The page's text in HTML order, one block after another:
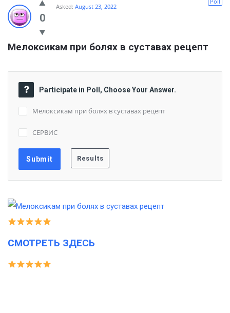
0
Asked: August 23, 2022
Мелоксикам при болях в суставах рецепт
Participate in Poll, Choose Your Answer.
Мелоксикам при болях в суставах рецепт
СЕРВИС
СМОТРЕТЬ ЗДЕСЬ